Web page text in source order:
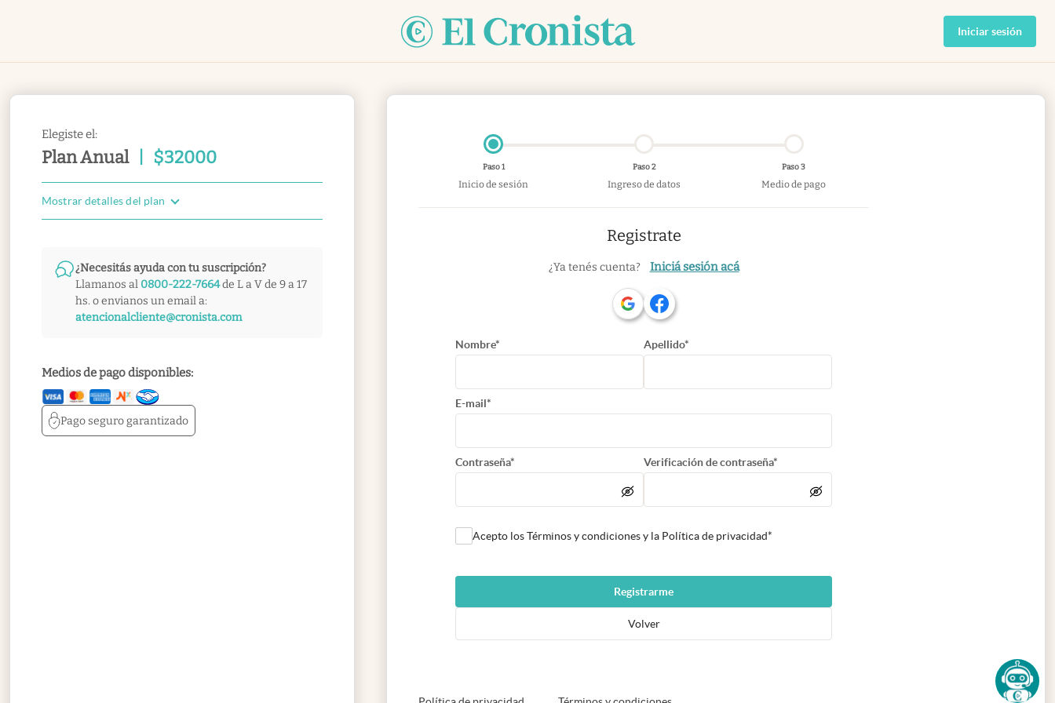
Iniciar sesión
Elegiste el:
Plan Anual $32000
Mostrar detalles del plan
¿Necesitás ayuda con tu suscripción?
Llamanos al 0800-222-7664de L a V de 9 a 17
hs. o envianos un email a:
atencionalcliente@cronista.com
Medios de pago disponibles:
Pago segurogarantizado
Paso 1
Inicio de sesión
Paso 2
Ingreso de datos
Paso 3
Medio de pago
Registrate
¿Ya tenés cuenta? Iniciá sesión acá
Nombre* Apellido*
E-mail*
Contraseña* Verificación de contraseña*
Acepto los Términos y condiciones y la Política de privacidad*
Registrarme
Volver